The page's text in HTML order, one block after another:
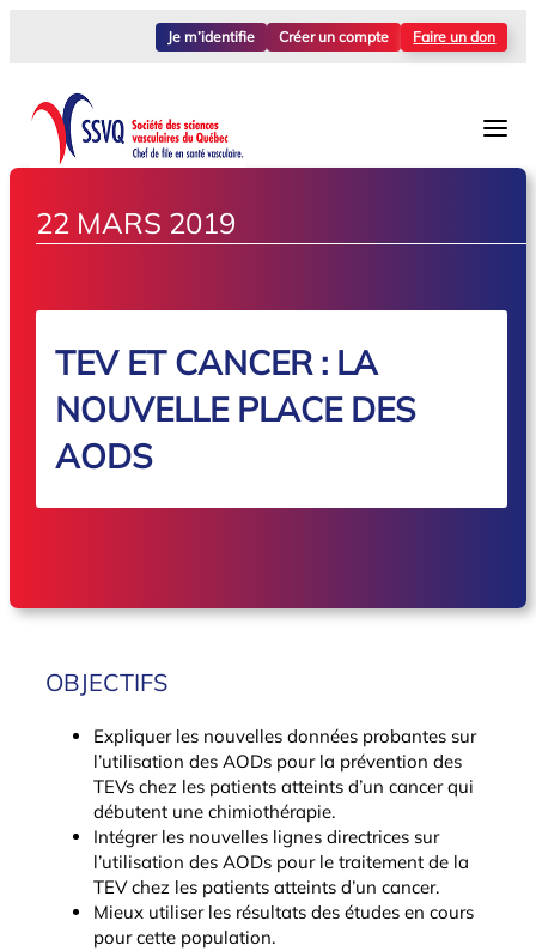
Je m’identifie Créer un compte Faire un don
22 MARS 2019
TEV ET CANCER : LA
NOUVELLE PLACE DES
AODS
OBJECTIFS
Expliquer les nouvelles données probantes sur
l’utilisation des AODs pour la prévention des
TEVs chez les patients atteints d’un cancer qui
débutent une chimiothérapie.
Intégrer les nouvelles lignes directrices sur
l’utilisation des AODs pour le traitement de la
TEV chez les patients atteints d’un cancer.
Mieux utiliser les résultats des études en cours
pour cette population.